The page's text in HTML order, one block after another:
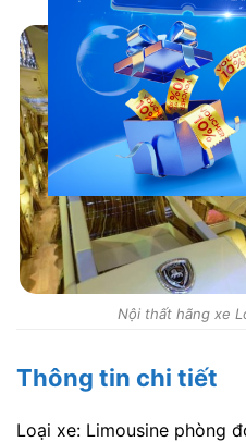
Nội thất hãng xe
Thông tin chi tiết
Loại xe: Limousine phòng